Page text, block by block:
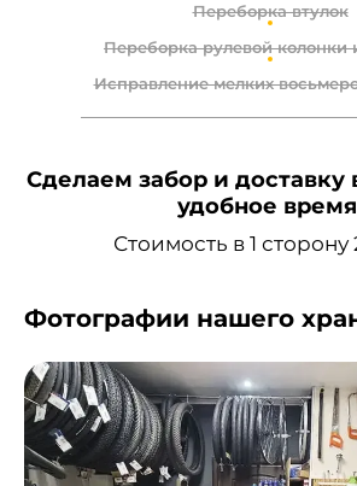
Переборка втулок
Переборка рулевой колонки
Исправление мелких
Сделаем забор и доставку
удобное
Стоимость в 1 сторону
Фотографии нашего